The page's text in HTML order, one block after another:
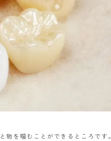
を噛むことができるところです。